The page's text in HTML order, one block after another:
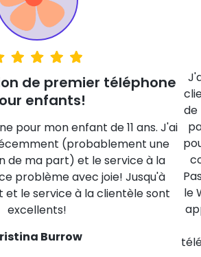
j'adore Pinwheel!
mes enfants! Le service à la
Littéralement, il n'y a rien
eu de problème qu'ils n'aient
Le téléphone est fabuleux
choisissez les applications, les
d'utilisation du téléphone.
web du tout! Mais des données ou
avec les applications GPS, les
les applications scolaires et
et du service à la clientèle!